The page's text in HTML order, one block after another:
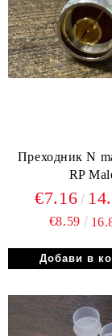
Преходник N
RP
€7.16
€8.59